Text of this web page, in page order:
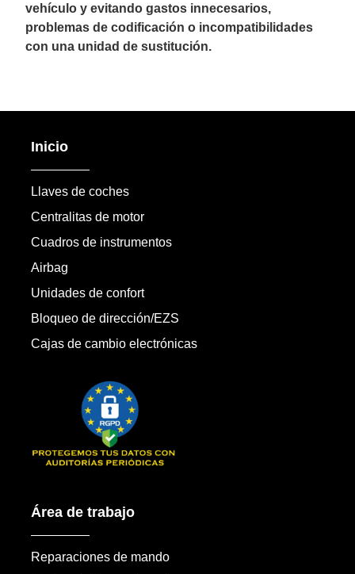
vehículo y evitando gastos innecesarios,
problemas de codificación o incompatibilidades
con una unidad de sustitución.
Inicio
Llaves de coches
Centralitas de motor
Cuadros de instrumentos
Airbag
Unidades de confort
Bloqueo de dirección/EZS
Cajas de cambio electrónicas
Área de trabajo
Reparaciones de mando